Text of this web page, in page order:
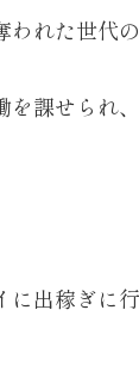
れた世代の
課せられ
出稼ぎ